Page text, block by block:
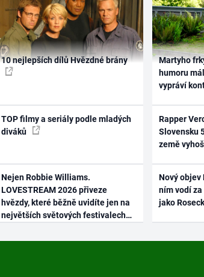
10 nejlepších dílů Hvězdné brány
TOP filmy a seriály podle mladých
diváků
Nejen Robbie Williams.
LOVESTREAM 2026 přiveze
hvězdy, které běžně uvidíte jen na
největších světových festivalech
Martyho
humoru
vypráví
Rapper
Slovensku
země
Nový objev
ním vodí
jako